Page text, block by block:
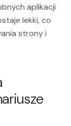
aplikacji
lekki, co
strony i